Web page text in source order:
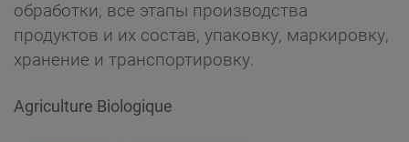
обработки, все этапы производства
продуктов и их состав, упаковку, маркировку,
хранение и транспортировку.
Agriculture Biologique